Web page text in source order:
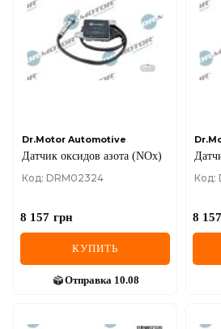
Dr.Motor Automotive
Датчик оксидов азота (NOx)
Код: DRM02324
8 157 грн
КУПИТЬ
Отправка 10.08
Код:
8 157